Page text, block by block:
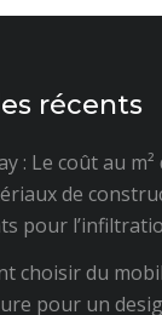
récents
: Le coût au
de
pour
choisir du
pour un